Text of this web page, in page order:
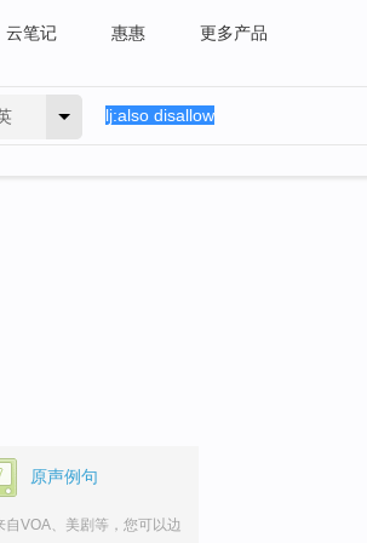
云笔记 惠惠 更多产品
原声例句
自VOA、美剧等，您可以边